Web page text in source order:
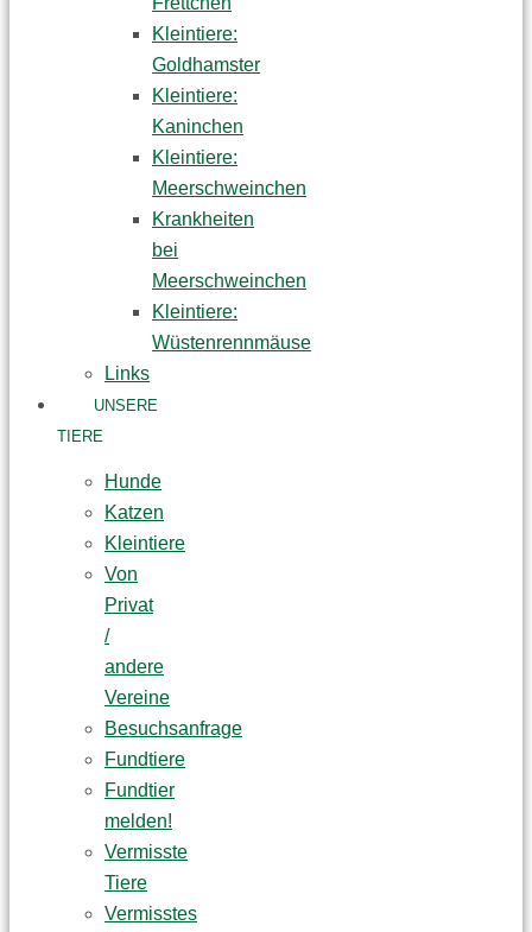
Kleintiere:
Goldhamster
Kleintiere:
Kaninchen
Kleintiere:
Meerschweinchen
Krankheiten
bei
Meerschweinchen
Kleintiere:
Wüstenrennmäuse
Links
UNSERE
TIERE
Hunde
Katzen
Kleintiere
Von
Privat
/
andere
Vereine
Besuchsanfrage
Fundtiere
Fundtier
melden!
Vermisste
Tiere
Vermisstes